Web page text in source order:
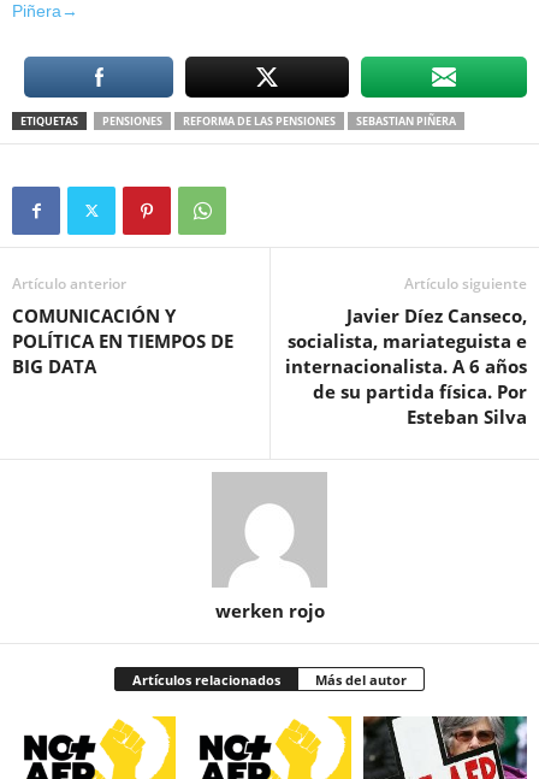
Piñera→
ETIQUETAS PENSIONES REFORMA DE LAS PENSIONES SEBASTIAN PIÑERA
Artículo anterior
COMUNICACIÓN Y
POLÍTICA EN TIEMPOS DE
BIG DATA
Artículo siguiente
Javier Díez Canseco,
socialista, mariateguista e
internacionalista. A 6 años
de su partida física. Por
Esteban Silva
werken rojo
Artículos relacionados Más del autor